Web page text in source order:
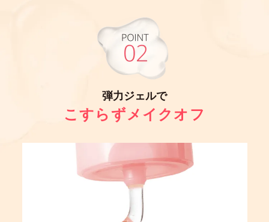
弾力ジェルで
こすらずメイクオフ